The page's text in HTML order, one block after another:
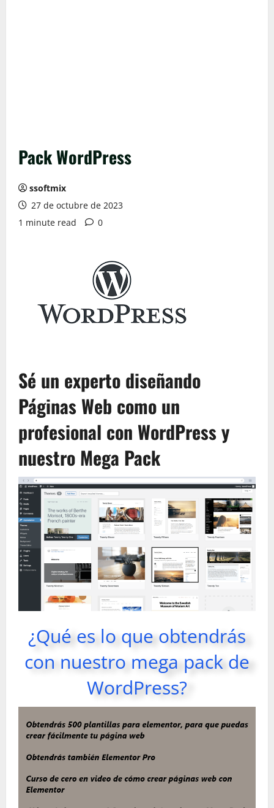
Pack WordPress
ssoftmix
27 de octubre de 2023
1 minute read
0
Sé un experto diseñando
Páginas Web como un
profesional con WordPress y
nuestro Mega Pack
¿Qué es lo que obtendrás
con nuestro mega pack de
WordPress?